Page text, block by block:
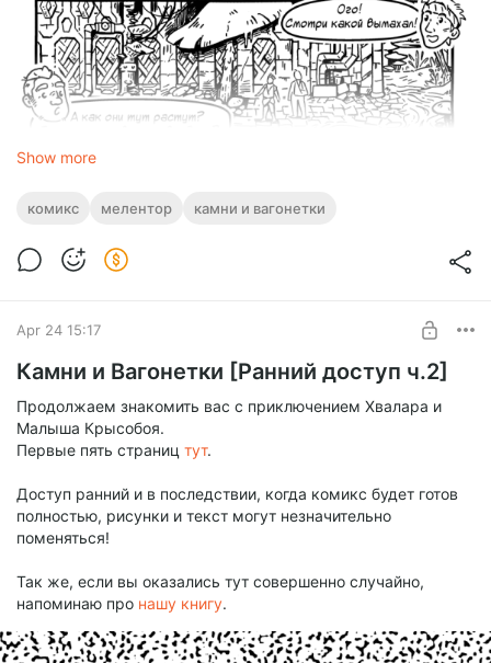
Show more
комикс мелентор камни и вагонетки
Apr 24 15:17
Камни и Вагонетки [Ранний доступ ч.2]
Продолжаем знакомить вас с приключением Хвалара и
Малыша Крысобоя.
Первые пять страниц тут.
Доступ ранний и в последствии, когда комикс будет готов
полностью, рисунки и текст могут незначительно
поменяться!
Так же, если вы оказались тут совершенно случайно,
напоминаю про нашу книгу.